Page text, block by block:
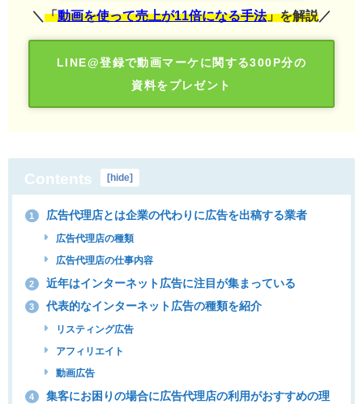
＼ 「動画を使って売上が11倍になる手法」を解説／
LINE@登録で動画マーケに関する300P分の
資料をプレゼント
Contents [hide]
1 広告代理店とは企業の代わりに広告を出稿する業者
広告代理店の種類
広告代理店の仕事内容
2 近年はインターネット広告に注目が集まっている
3 代表的なインターネット広告の種類を紹介
リスティング広告
アフィリエイト
動画広告
4
集客にお困りの場合に広告代理店の利用がおすすめの理